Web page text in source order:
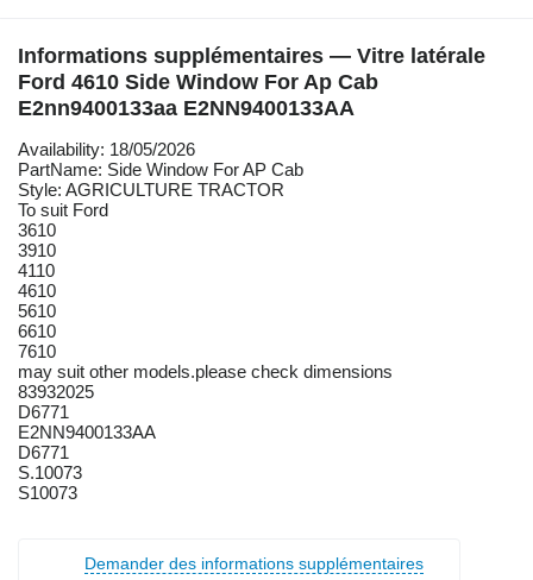
Informations supplémentaires — Vitre latérale
Ford 4610 Side Window For Ap Cab
E2nn9400133aa E2NN9400133AA
Availability: 18/05/2026
PartName: Side Window For AP Cab
Style: AGRICULTURE TRACTOR
To suit Ford
3610
3910
4110
4610
5610
6610
7610
may suit other models.please check dimensions
83932025
D6771
E2NN9400133AA
D6771
S.10073
S10073
Demander des informations supplémentaires